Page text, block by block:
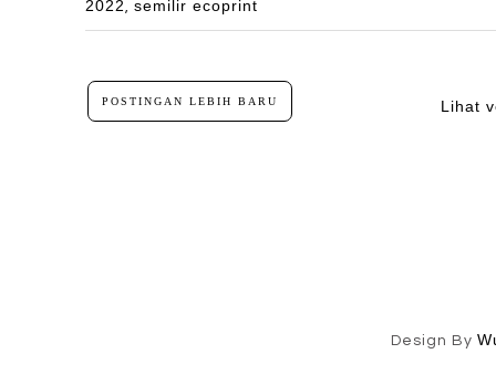
2022, semilir ecoprint
POSTINGAN LEBIH BARU Lihat
Design By